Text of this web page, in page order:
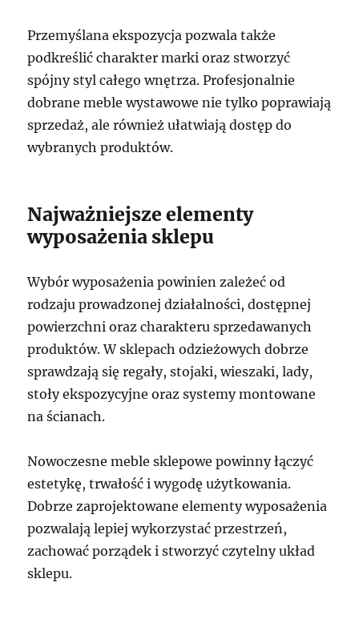
Przemyślana ekspozycja pozwala także
podkreślić charakter marki oraz stworzyć
spójny styl całego wnętrza. Profesjonalnie
dobrane meble wystawowe nie tylko poprawiają
sprzedaż, ale również ułatwiają dostęp do
wybranych produktów.
Najważniejsze elementy
wyposażenia sklepu
Wybór wyposażenia powinien zależeć od
rodzaju prowadzonej działalności, dostępnej
powierzchni oraz charakteru sprzedawanych
produktów. W sklepach odzieżowych dobrze
sprawdzają się regały, stojaki, wieszaki, lady,
stoły ekspozycyjne oraz systemy montowane
na ścianach.
Nowoczesne meble sklepowe powinny łączyć
estetykę, trwałość i wygodę użytkowania.
Dobrze zaprojektowane elementy wyposażenia
pozwalają lepiej wykorzystać przestrzeń,
zachować porządek i stworzyć czytelny układ
sklepu.